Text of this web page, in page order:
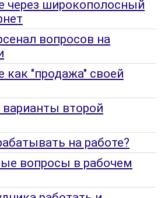
через широкополосный
вопросов на
как "продажа" своей
второй
на работе?
вопросы в рабочем